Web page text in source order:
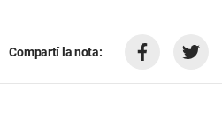
Compartí la nota: